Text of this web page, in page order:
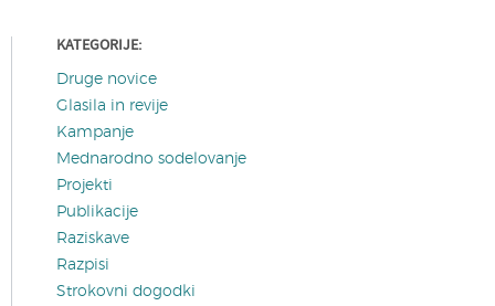
KATEGORIJE:
Druge novice
Glasila in revije
Kampanje
Mednarodno sodelovanje
Projekti
Publikacije
Raziskave
Razpisi
Strokovni dogodki